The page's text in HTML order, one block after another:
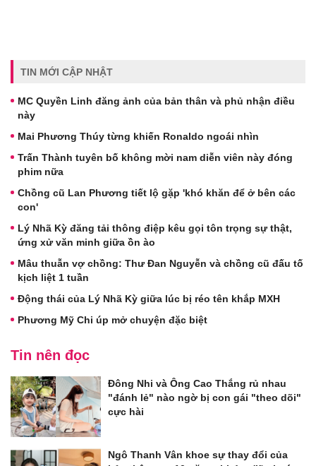
TIN MỚI CẬP NHẬT
MC Quyền Linh đăng ảnh của bản thân và phủ nhận điều
này
Mai Phương Thúy từng khiến Ronaldo ngoái nhìn
Trấn Thành tuyên bố không mời nam diễn viên này đóng
phim nữa
Chồng cũ Lan Phương tiết lộ gặp 'khó khăn để ở bên các
con'
Lý Nhã Kỳ đăng tải thông điệp kêu gọi tôn trọng sự thật,
ứng xử văn minh giữa ồn ào
Mâu thuẫn vợ chồng: Thư Đan Nguyễn và chồng cũ đấu tố
kịch liệt 1 tuần
Động thái của Lý Nhã Kỳ giữa lúc bị réo tên khắp MXH
Phương Mỹ Chi úp mở chuyện đặc biệt
Tin nên đọc
Đông Nhi và Ông Cao Thắng rủ nhau
"đánh lẻ" nào ngờ bị con gái "theo dõi"
cực hài
Ngô Thanh Vân khoe sự thay đổi của